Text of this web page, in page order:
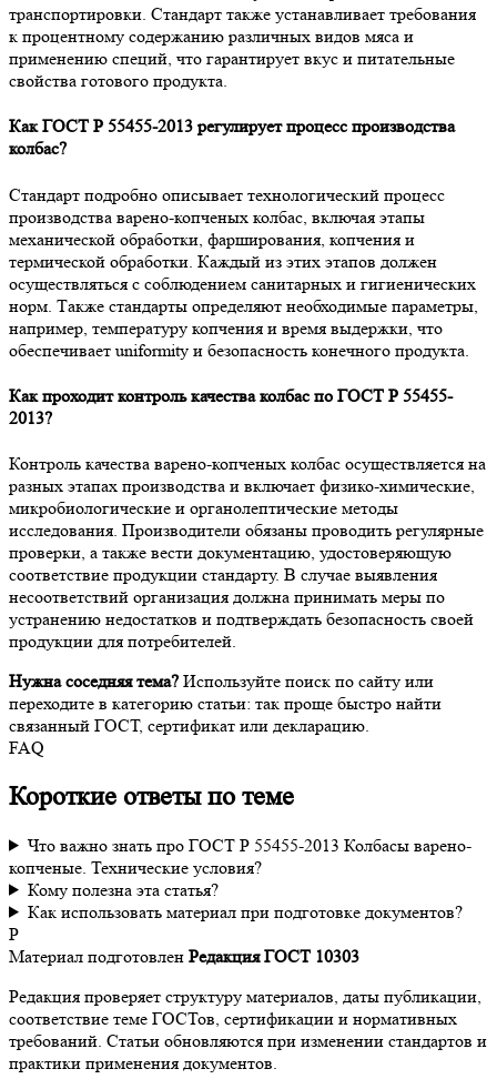
транспортировки. Стандарт также устанавливает требования
к процентному содержанию различных видов мяса и
применению специй, что гарантирует вкус и питательные
свойства готового продукта.
Как ГОСТ Р 55455-2013 регулирует процесс производства
колбас?
Стандарт подробно описывает технологический процесс
производства варено-копченых колбас, включая этапы
механической обработки, фарширования, копчения и
термической обработки. Каждый из этих этапов должен
осуществляться с соблюдением санитарных и гигиенических
норм. Также стандарты определяют необходимые параметры,
например, температуру копчения и время выдержки, что
обеспечивает uniformity и безопасность конечного продукта.
Как проходит контроль качества колбас по ГОСТ Р 55455-
2013?
Контроль качества варено-копченых колбас осуществляется на
разных этапах производства и включает физико-химические,
микробиологические и органолептические методы
исследования. Производители обязаны проводить регулярные
проверки, а также вести документацию, удостоверяющую
соответствие продукции стандарту. В случае выявления
несоответствий организация должна принимать меры по
устранению недостатков и подтверждать безопасность своей
продукции для потребителей.
Нужна соседняя тема? Используйте поиск по сайту или
переходите в категорию статьи: так проще быстро найти
связанный ГОСТ, сертификат или декларацию.
FAQ
Короткие ответы по теме
Что важно знать про ГОСТ Р 55455-2013 Колбасы варено-
копченые. Технические условия?
Кому полезна эта статья?
Как использовать материал при подготовке документов?
Р
Материал подготовлен Редакция ГОСТ 10303
Редакция проверяет структуру материалов, даты публикации,
соответствие теме ГОСТов, сертификации и нормативных
требований. Статьи обновляются при изменении стандартов и
практики применения документов.